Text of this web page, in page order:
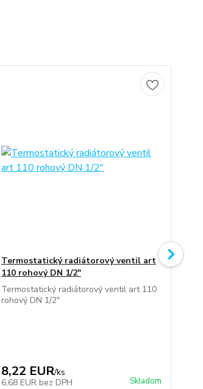
Termostatický radiátorový ventil art
110 rohový DN 1/2"
Termostatický radiátorový ventil art 110
rohový DN 1/2"
8,22 EUR/ks
6,68 EUR bez DPH Skladom